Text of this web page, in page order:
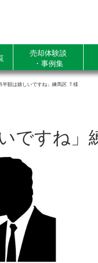
売却体験談
・事例集
半額は嬉しいですね」練馬区 Ｔ様
ですね」